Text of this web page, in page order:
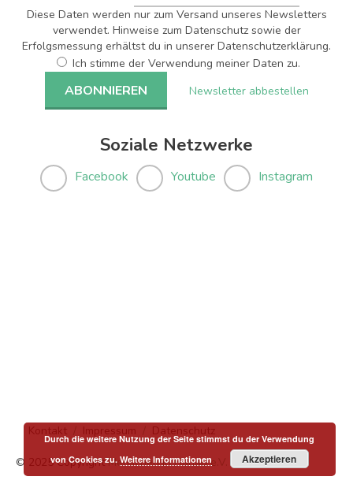
Diese Daten werden nur zum Versand unseres Newsletters
verwendet. Hinweise zum Datenschutz sowie der
Erfolgsmessung erhältst du in unserer Datenschutzerklärung.
Ich stimme der Verwendung meiner Daten zu.
Newsletter abbestellen
Soziale Netzwerke
Facebook Youtube Instagram
Kontakt Impressum Datenschutz
© 2025 CopyrightMenschen in Hanau e.V.
Durch die weitere Nutzung der Seite stimmst du der Verwendung
von Cookies zu.Weitere Informationen Akzeptieren